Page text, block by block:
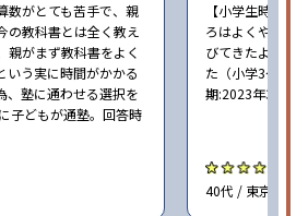
数がとても苦手で、親
の教科書とは全く教え
親がまず教科書をよく
いう実に時間がかかる
、塾に通わせる選択を
子どもが通塾。回答時
【小学生時の通
ろはよくやり方
びてきたようで
た（小学3〜6年
期:2023年3月）
40代 / 東京都 女